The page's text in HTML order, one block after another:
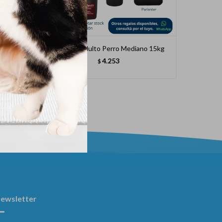
Pro Plan Adulto Perro Mediano 15kg
$ 4.253